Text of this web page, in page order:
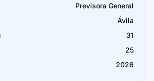
Previsora General
Ávila
31
25
2026